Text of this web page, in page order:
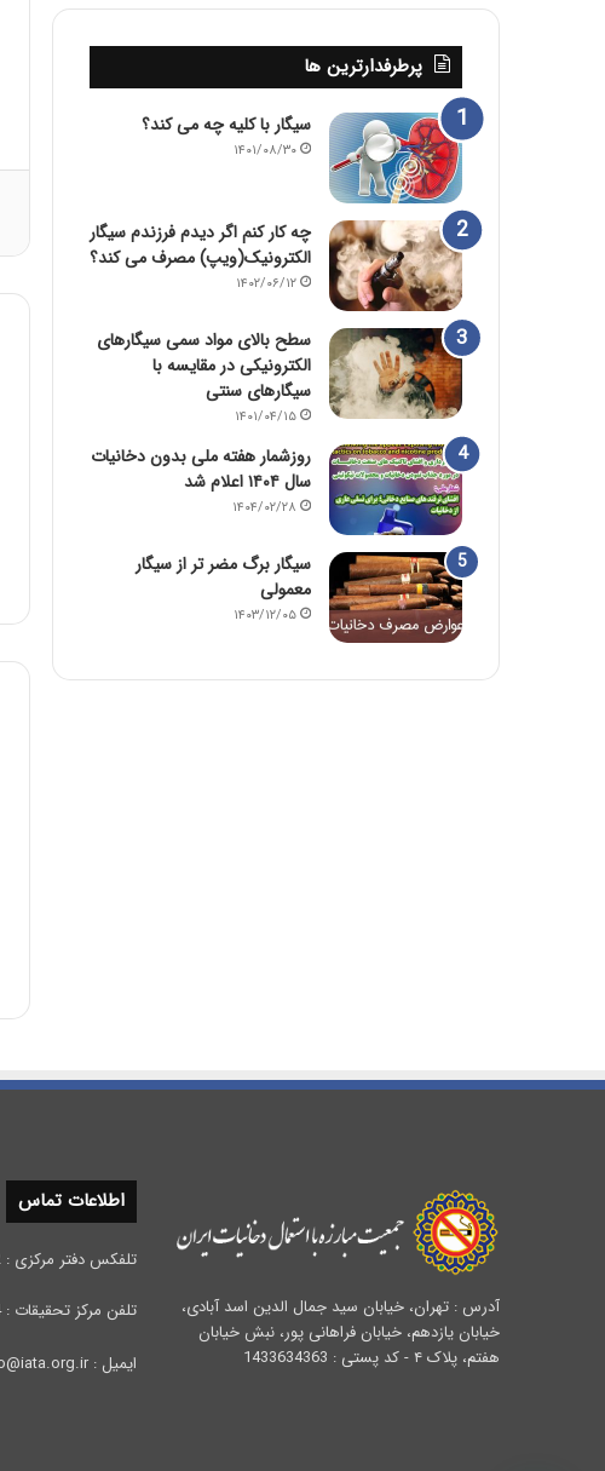
پرطرفدارترین ها
سیگار با کلیه چه می کند؟
۱۴۰۱/۰۸/۳۰
چه کار کنم اگر دیدم فرزندم سیگار
الکترونیک(ویپ) مصرف می کند؟
۱۴۰۲/۰۶/۱۲
سطح بالای مواد سمی سیگارهای
الکترونیکی در مقایسه با
سیگارهای سنتی
۱۴۰۱/۰۴/۱۵
روزشمار هفته ملی بدون دخانیات
سال ۱۴۰۴ اعلام شد
۱۴۰۴/۰۲/۲۸
سیگار برگ مضر تر از سیگار
معمولی
۱۴۰۳/۱۲/۰۵
آدرس : تهران، خیابان سید جمال الدین اسد آبادی،
خیابان یازدهم، خیابان فراهانی پور، نبش خیابان
هفتم، پلاک ۴ - کد پستی : 1433634363
اطلاعات تماس
تلفکس دفتر مرکزی : 2-88105001-021
تلفن مرکز تحقیقات : 88708564-021
ایمیل : info@iata.org.ir